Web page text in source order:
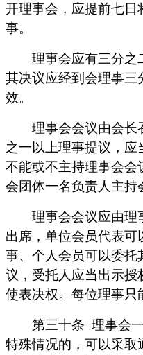
开理事会，应提前七日
事。
理事会应有三分之二
其决议应经到会理事三
效。
理事会会议由会长
之一以上理事提议，
不能或不主持理事会会
会团体一名负责人主持
理事会会议应由理
出席，单位会员代表
事、个人会员可以委托
议，受托人应当出示授
使表决权。每位理事只
第三十条 理事会
特殊情况的，可以采取